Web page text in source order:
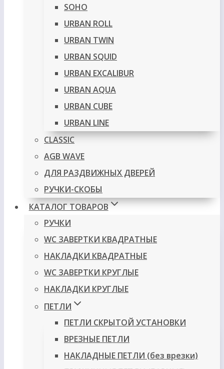
SOHO
URBAN ROLL
URBAN TWIN
URBAN SQUID
URBAN EXCALIBUR
URBAN AQUA
URBAN CUBE
URBAN LINE
CLASSIC
AGB WAVE
ДЛЯ РАЗДВИЖНЫХ ДВЕРЕЙ
РУЧКИ-СКОБЫ
КАТАЛОГ ТОВАРОВ
РУЧКИ
WC ЗАВЕРТКИ КВАДРАТНЫЕ
НАКЛАДКИ КВАДРАТНЫЕ
WC ЗАВЕРТКИ КРУГЛЫЕ
НАКЛАДКИ КРУГЛЫЕ
ПЕТЛИ
ПЕТЛИ СКРЫТОЙ УСТАНОВКИ
ВРЕЗНЫЕ ПЕТЛИ
НАКЛАДНЫЕ ПЕТЛИ (без врезки)